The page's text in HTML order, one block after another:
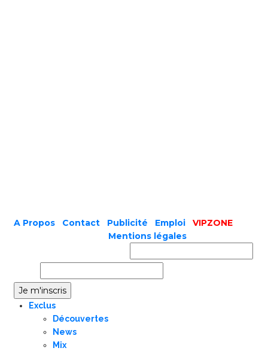
A Propos Contact Publicité Emploi
VIPZONE
Mentions légales
Exclus
Découvertes
News
Mix